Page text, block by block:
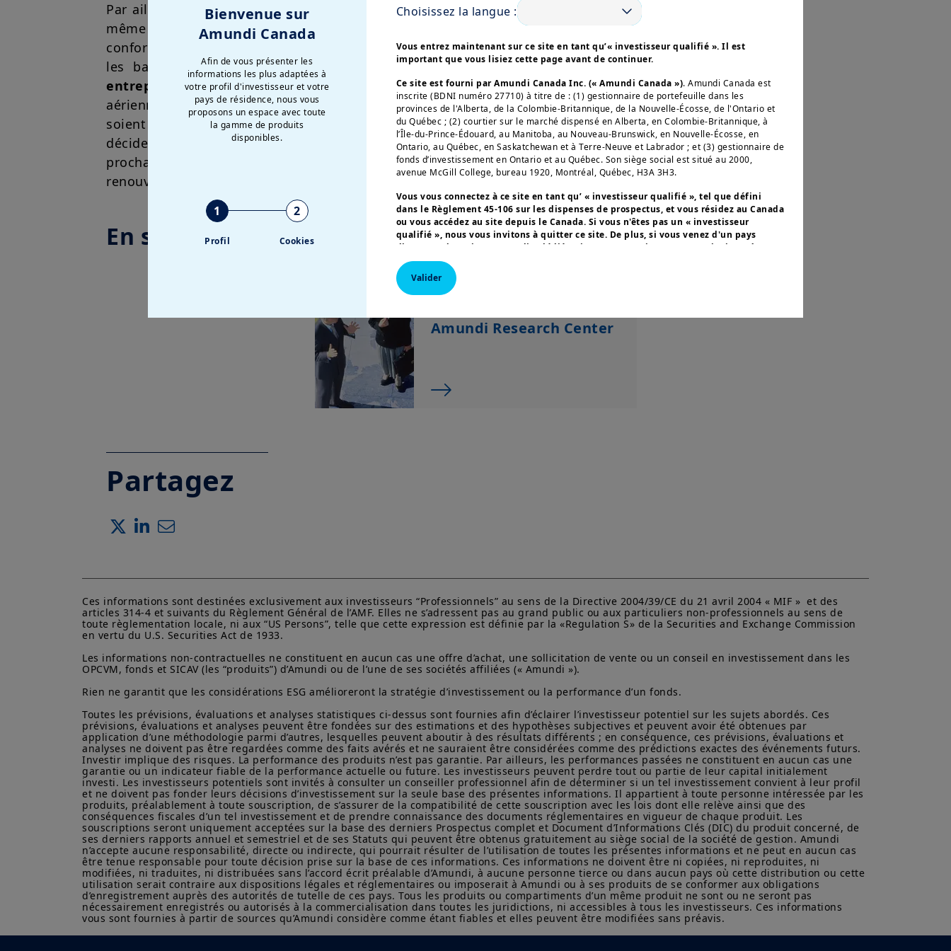
Par ailleurs, les revenus du secteur financier devraient bénéficier d’un contexte de hausse des taux,
même si cette évolution pourrait être contrebalancée par une anticipation des provisions sur prêts,
conformément aux nouvelles normes comptables IFRS 9, pour certaines institutions (principalement
les banques asiatiques du Royaume-Uni qui sont exposées à la région du Moyen-Orient).
entreprises chimiques pourraient bénéficier de perturbations de l’offreet les compagnies
aériennes sont protégées à court terme par des programmes de couverture du carburant, bien qu’elles
soient confrontées à des pénuries de kérosène si la situation persiste. Les efforts déployés par les
décideurs politiques pour garantir l'approvisionnement énergétique de l'Europe au cours des
prochaines années devraient également s'intensifier, ce qui devrait soutenir le secteur des énergies
renouvelables ainsi que les entreprises impliquées dans le développement des réseaux électriques.
En savoir plus
Amundi Research Center
Partagez
Bienvenue sur
Amundi Canada
Afin de vous présenter les
informations les plus adaptées à
votre profil d'investisseur et votre
pays de résidence, nous vous
proposons un espace avec toute
la gamme de produits
disponibles.
1
Profil
2
Cookies
Choisissez la langue :
Vous entrez maintenant sur ce site en tant qu’« investisseur qualifié ». Il est
important que vous lisiez cette page avant de continuer.
Ce site est fourni par Amundi Canada Inc. (« Amundi Canada »). Amundi Canada est
inscrite (BDNI numéro 27710) à titre de : (1) gestionnaire de portefeuille dans les
provinces de l'Alberta, de la Colombie-Britannique, de la Nouvelle-Écosse, de l'Ontario et
du Québec ; (2) courtier sur le marché dispensé en Alberta, en Colombie-Britannique, à
l’Île-du-Prince-Édouard, au Manitoba, au Nouveau-Brunswick, en Nouvelle-Écosse, en
Ontario, au Québec, en Saskatchewan et à Terre-Neuve et Labrador ; et (3) gestionnaire de
fonds d’investissement en Ontario et au Québec. Son siège social est situé au 2000,
avenue McGill College, bureau 1920, Montréal, Québec, H3A 3H3.
Vous vous connectez à ce site en tant qu’ « investisseur qualifié », tel que défini
dans le Règlement 45-106 sur les dispenses de prospectus, et vous résidez au Canada
ou vous accédez au site depuis le Canada. Si vous n'êtes pas un « investisseur
qualifié », nous vous invitons à quitter ce site. De plus, si vous venez d'un pays
disposant d'un site « Amundi » dédié qui n'est pas ce site, nous vous invitons à
accéder au site de votre pays.
Plus particulièrement, ce site N’EST PAS destiné aux citoyens ou résidents des États-Unis
d’Amérique ou à des « Ressortissants des États-Unis » (
Securities Act of 1933. Les produits d'investissement décrits sur ce site web ne sont pas
enregistrés en vertu des lois fédérales sur les valeurs mobilières des États-Unis ou de
toute autre loi d’un État américain. Par conséquent, aucun produit d'investissement ne
peut être offert ou vendu directement ou indirectement aux États-Unis d'Amérique (y
compris dans les territoires et possessions américains), aux résidents et citoyens des
États-Unis d'Amérique ou à des « Ressortissants des États-Unis ». Si vous êtes un
« Ressortissant des États-Unis », vous n'êtes pas autorisé à accéder à ce site et vous êtes
invité à vous connecter à amundi.com/usinvestors.
est exacte, complète ou à jour. Amundi Canada décline toute responsabilité liée aux
Les informations ne visent pas à être distribuées ni à être utilisées par une personne ou
entité dans une juridiction où cette distribution ou utilisation contreviendrait à la loi ou à la
juridictions.
Les informations ne peuvent, sans l'autorisation écrite préalable d'Amundi Canada, être
copiées, reproduites, modifiées ou distribuées à une tierce personne ou entité dans
quelque pays que ce soit.
L'investissement comporte des risques. Les performances passées ne garantissent ni
n'indiquent les rendements futurs. La valeur d'un investissement dans une valeur
mobilière ou un produit financier peut fluctuer en raison, notamment, des conditions du
marché, des prévisions économiques, du marché boursier, du marché obligataire ou des
tendances économiques.
Valider
Ces informations sont destinées exclusivement aux investisseurs “Professionnels” au sens de la Directive 2004/39/CE du 21 avril 2004 « MIF »  et des
articles 314-4 et suivants du Règlement Général de l’AMF. Elles ne s’adressent pas au grand public ou aux particuliers non-professionnels au sens de
toute règlementation locale, ni aux “US Persons”, telle que cette expression est définie par la «Regulation S» de la Securities and Exchange Commission
en vertu du U.S. Securities Act de 1933.
Les informations non-contractuelles ne constituent en aucun cas une offre d’achat, une sollicitation de vente ou un conseil en investissement dans les
OPCVM, fonds et SICAV (les “produits”) d’Amundi ou de l’une de ses sociétés affiliées (« Amundi »).
Rien ne garantit que les considérations ESG amélioreront la stratégie d’investissement ou la performance d’un fonds.
Toutes les prévisions, évaluations et analyses statistiques ci-dessus sont fournies afin d’éclairer l’investisseur potentiel sur les sujets abordés. Ces
prévisions, évaluations et analyses peuvent être fondées sur des estimations et des hypothèses subjectives et peuvent avoir été obtenues par
application d’une méthodologie parmi d’autres, lesquelles peuvent aboutir à des résultats différents ; en conséquence, ces prévisions, évaluations et
analyses ne doivent pas être regardées comme des faits avérés et ne sauraient être considérées comme des prédictions exactes des événements futurs.
Investir implique des risques. La performance des produits n’est pas garantie. Par ailleurs, les performances passées ne constituent en aucun cas une
garantie ou un indicateur fiable de la performance actuelle ou future. Les investisseurs peuvent perdre tout ou partie de leur capital initialement
investi. Les investisseurs potentiels sont invités à consulter un conseiller professionnel afin de déterminer si un tel investissement convient à leur profil
et ne doivent pas fonder leurs décisions d’investissement sur la seule base des présentes informations. Il appartient à toute personne intéressée par les
produits, préalablement à toute souscription, de s’assurer de la compatibilité de cette souscription avec les lois dont elle relève ainsi que des
conséquences fiscales d’un tel investissement et de prendre connaissance des documents réglementaires en vigueur de chaque produit. Les
souscriptions seront uniquement acceptées sur la base des derniers Prospectus complet et Document d’Informations Clés (DIC) du produit concerné, de
ses derniers rapports annuel et semestriel et de ses Statuts qui peuvent être obtenus gratuitement au siège social de la société de gestion. Amundi
n’accepte aucune responsabilité, directe ou indirecte, qui pourrait résulter de l’utilisation de toutes les présentes informations et ne peut en aucun cas
être tenue responsable pour toute décision prise sur la base de ces informations. Ces informations ne doivent être ni copiées, ni reproduites, ni
modifiées, ni traduites, ni distribuées sans l’accord écrit préalable d’Amundi, à aucune personne tierce ou dans aucun pays où cette distribution ou cette
utilisation serait contraire aux dispositions légales et réglementaires ou imposerait à Amundi ou à ses produits de se conformer aux obligations
d’enregistrement auprès des autorités de tutelle de ces pays. Tous les produits ou compartiments d’un même produit ne sont ou ne seront pas
nécessairement enregistrés ou autorisés à la commercialisation dans toutes les juridictions, ni accessibles à tous les investisseurs. Ces informations
vous sont fournies à partir de sources qu’Amundi considère comme étant fiables et elles peuvent être modifiées sans préavis.